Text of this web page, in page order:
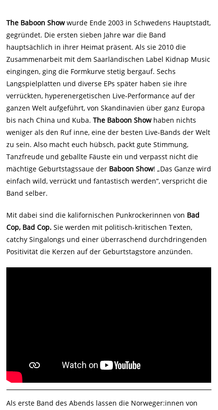
The Baboon Showwurde Ende 2003 in Schwedens Hauptstadt,
gegründet. Die ersten sieben Jahre war die Band
hauptsächlich in ihrer Heimat präsent. Als sie 2010 die
Zusammenarbeit mit dem Saarländischen Label Kidnap Music
eingingen, ging die Formkurve stetig bergauf. Sechs
Langspielplatten und diverse EPs später haben sie ihre
verrückten, hyperenergetischen Live-Performance auf der
ganzen Welt aufgeführt, von Skandinavien über ganz Europa
bis nach China und Kuba.The Baboon Showhaben nichts
weniger als den Ruf inne, eine der besten Live-Bands der Welt
zu sein. Also macht euch hübsch, packt gute Stimmung,
Tanzfreude und geballte Fäuste ein und verpasst nicht die
mächtige Geburtstagssaue der Baboon Show! „Das Ganze wird
einfach wild, verrückt und fantastisch werden“, verspricht die
Band selber.
Mit dabei sind die kalifornischen Punkrockerinnen von Bad
Cop, Bad Cop. Sie werden mit politisch-kritischen Texten,
catchy Singalongs und einer überraschend durchdringenden
Positivität die Kerzen auf der Geburtstagstore anzünden.
Als erste Band des Abends lassen die Norweger:innen von